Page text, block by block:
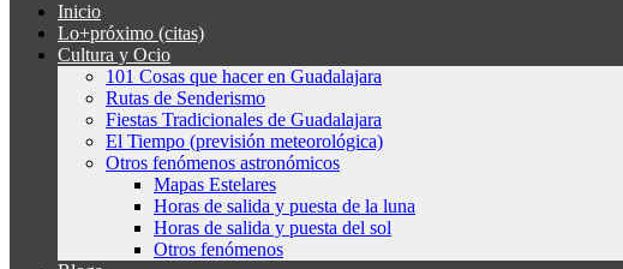
Inicio
Lo+próximo (citas)
Cultura y Ocio
101 Cosas que hacer en Guadalajara
Rutas de Senderismo
Fiestas Tradicionales de Guadalajara
El Tiempo (previsión meteorológica)
Otros fenómenos astronómicos
Mapas Estelares
Horas de salida y puesta de la luna
Horas de salida y puesta del sol
Otros fenómenos